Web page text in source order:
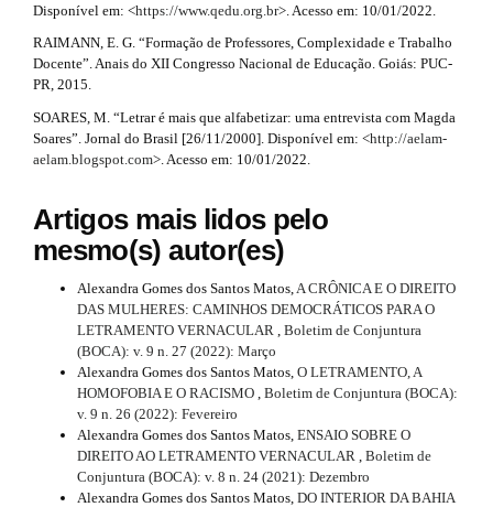
Disponível em: <https://www.qedu.org.br>. Acesso em: 10/01/2022.
RAIMANN, E. G. “Formação de Professores, Complexidade e Trabalho
Docente”. Anais do XII Congresso Nacional de Educação. Goiás: PUC-
PR, 2015.
SOARES, M. “Letrar é mais que alfabetizar: uma entrevista com Magda
Soares”. Jornal do Brasil [26/11/2000]. Disponível em: <http://aelam-
aelam.blogspot.com>. Acesso em: 10/01/2022.
Artigos mais lidos pelo
mesmo(s) autor(es)
Alexandra Gomes dos Santos Matos, A CRÔNICA E O DIREITO
DAS MULHERES: CAMINHOS DEMOCRÁTICOS PARA O
LETRAMENTO VERNACULAR
Boletim de Conjuntura
(BOCA): v. 9 n. 27 (2022): Março
Alexandra Gomes dos Santos Matos, O LETRAMENTO, A
HOMOFOBIA E O RACISMO Boletim de Conjuntura (BOCA):
v. 9 n. 26 (2022): Fevereiro
Alexandra Gomes dos Santos Matos, ENSAIO SOBRE O
DIREITO AO LETRAMENTO VERNACULAR
Boletim de
Conjuntura (BOCA): v. 8 n. 24 (2021): Dezembro
Alexandra Gomes dos Santos Matos, DO INTERIOR DA BAHIA